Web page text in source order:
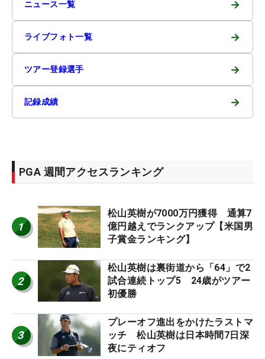
ニュース一覧 →
ライブフォト一覧 →
ツアー登録選手 →
記録成績 →
PGA 週間アクセスランキング
1
松山英樹が7000万円獲得 通算7
億円越えでランクアップ【米国男
子賞金ランキング】
2
松山英樹は裏街道から「64」で2
試合連続トップ5 24歳がツアー
初優勝
3
プレーオフ進出をかけたラストマ
ッチ 松山英樹は日本時間7日深
夜にティオフ